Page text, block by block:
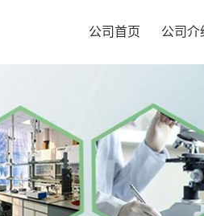
公司首页 公司介